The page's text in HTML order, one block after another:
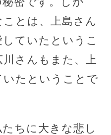
とは、上島さん
ていたというこ
さんもまた、上
たということで
たちに大きな悲し